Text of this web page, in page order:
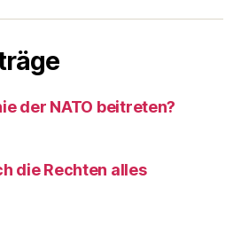
der NATO beitreten?
die Rechten alles